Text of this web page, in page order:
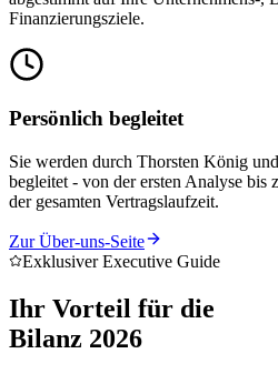
Finanzierungsziele.
Persönlich begleitet
Sie werden durch Thorsten König
begleitet - von der ersten Analyse bis
der gesamten Vertragslaufzeit.
Zur Über-uns-Seite
Exklusiver Executive Guide
Ihr Vorteil für die
Bilanz 2026